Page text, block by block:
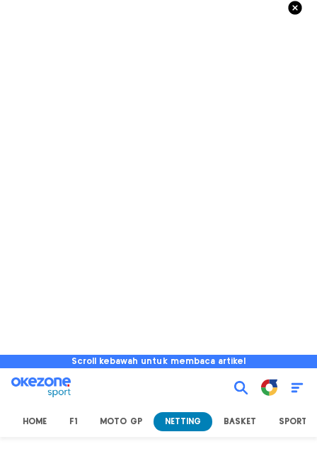
Scroll kebawah untuk membaca artikel
HOME F1 MOTO GP NETTING BASKET SPORT